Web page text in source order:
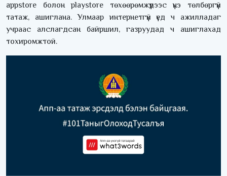
аppstore болон playstore төхөөрөмжүүдээс үнэ төлбөргүй
татаж, ашиглана. Улмаар интернетгүй үед ч ажилладаг
учраас алслагдсан байршил, газруудад ч ашиглахад
тохиромжтой.